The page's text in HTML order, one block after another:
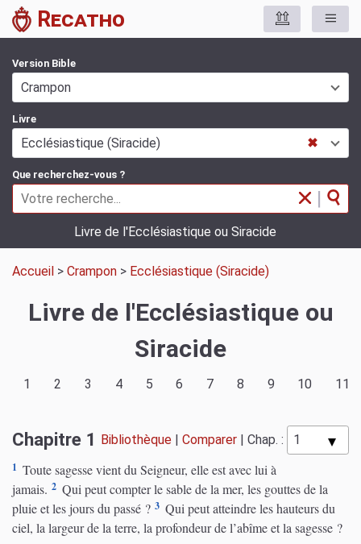
Recatho
Version Bible
Crampon
Livre
Ecclésiastique (Siracide) ✖
Que recherchez-vous ?
|
Livre de l'Ecclésiastique ou Siracide
Accueil > Crampon > Ecclésiastique (Siracide)
Livre de l'Ecclésiastique ou
Siracide
1 2 3 4 5 6 7 8 9 10 11
Chapitre 1 Bibliothèque | Comparer | Chap. :
1 Toute sagesse vient du Seigneur, elle est avec lui à
jamais. 2 Qui peut compter le sable de la mer, les gouttes de la
pluie et les jours du passé ? 3 Qui peut atteindre les hauteurs du
ciel, la largeur de la terre, la profondeur de l’abîme et la sagesse ?